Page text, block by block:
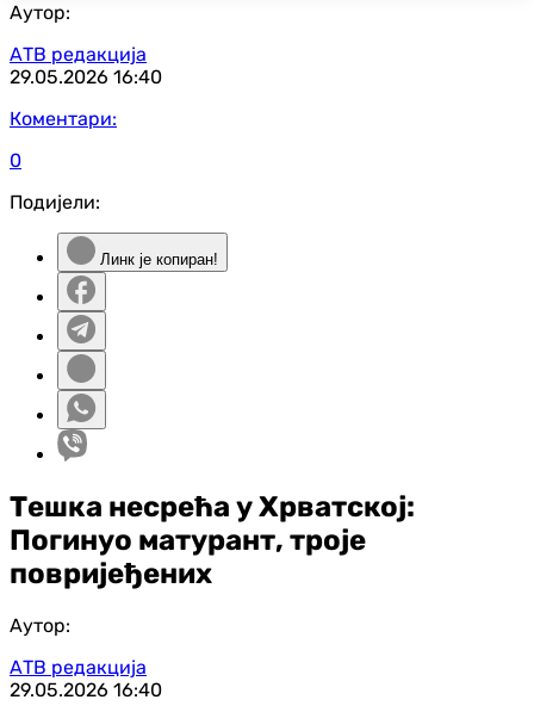
Аутор:
АТВ редакција
29.05.2026 16:40
Коментари:
0
Подијели:
Линк је копиран!
Тешка несрећа у Хрватској:
Погинуо матурант, троје
повријеђених
Аутор:
АТВ редакција
29.05.2026 16:40